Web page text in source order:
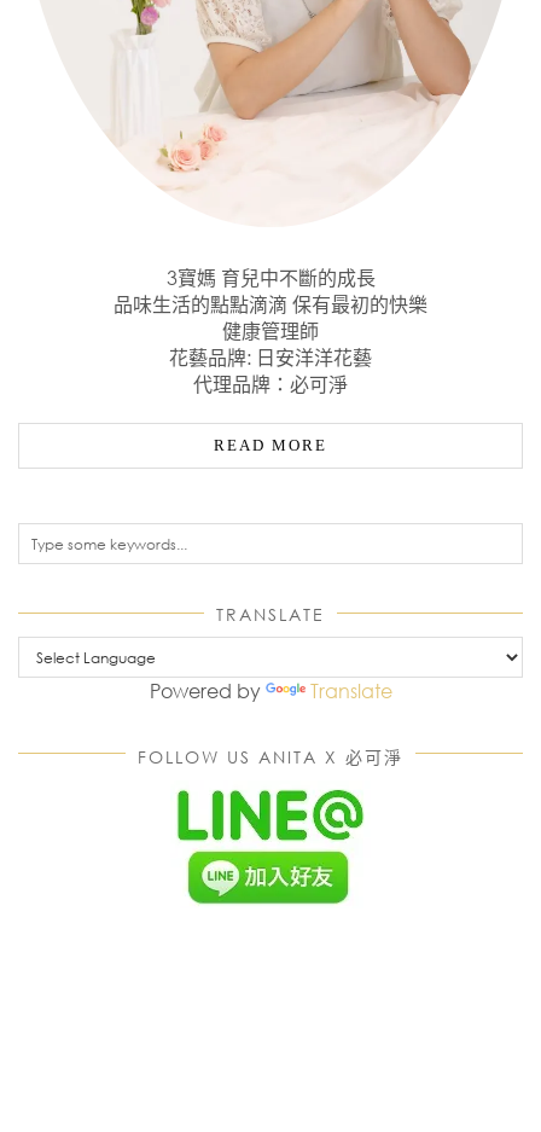
3寶媽 育兒中不斷的成長
品味生活的點點滴滴 保有最初的快樂
健康管理師
花藝品牌: 日安洋洋花藝
代理品牌：必可淨
READ MORE
TRANSLATE
Powered by Translate
FOLLOW US ANITA X 必可淨